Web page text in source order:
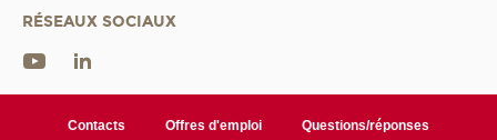
RÉSEAUX SOCIAUX
Contacts Offres d'emploi Questions/réponses